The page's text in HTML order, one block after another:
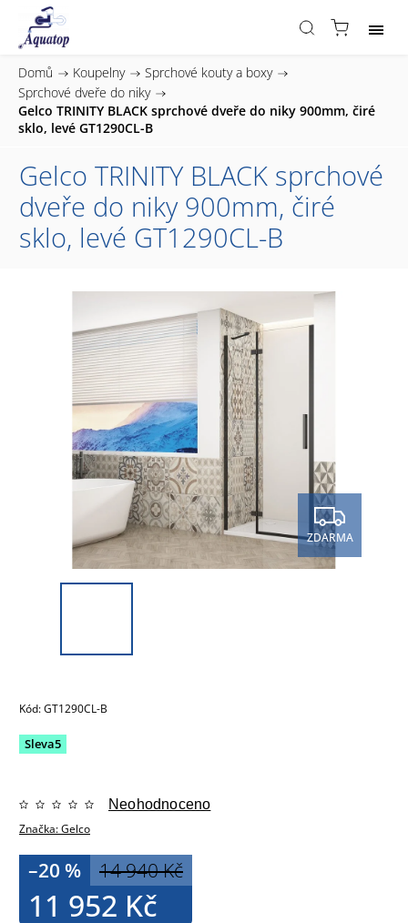
Domů / Koupelny / Sprchové kouty a boxy /
Sprchové dveře do niky /
Gelco TRINITY BLACK sprchové dveře do niky 900mm, čiré
sklo, levé GT1290CL-B
Gelco TRINITY BLACK sprchové
dveře do niky 900mm, čiré
sklo, levé GT1290CL-B
ZDARMA
Kód:GT1290CL-B
Sleva5
Značka:Gelco
Neohodnoceno
14 940 Kč
–20 %
11 952 Kč